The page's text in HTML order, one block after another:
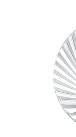
Защита от